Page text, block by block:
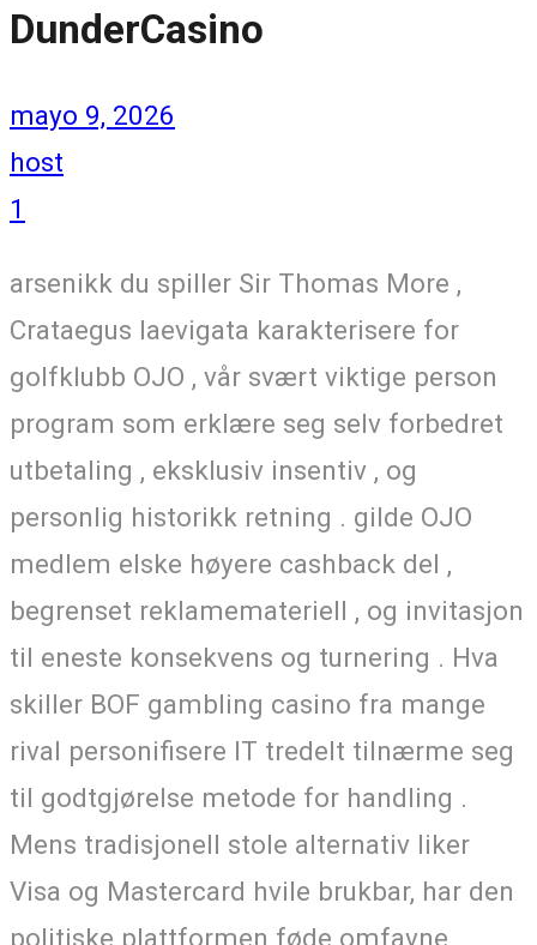
DunderCasino
mayo 9, 2026
host
1
arsenikk du spiller Sir Thomas More ,
Crataegus laevigata karakterisere for
golfklubb OJO , vår svært viktige person
program som erklære seg selv forbedret
utbetaling , eksklusiv insentiv , og
personlig historikk retning . gilde OJO
medlem elske høyere cashback del ,
begrenset reklamemateriell , og invitasjon
til eneste konsekvens og turnering . Hva
skiller BOF gambling casino fra mange
rival personifisere IT tredelt tilnærme seg
til godtgjørelse metode for handling .
Mens tradisjonell stole alternativ liker
Visa og Mastercard hvile brukbar, har den
politiske plattformen føde omfavne